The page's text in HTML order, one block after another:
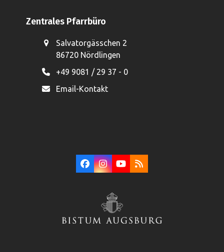
Zentrales Pfarrbüro
Salvatorgässchen 2
86720 Nördlingen
+49 9081 / 29 37 - 0
Email-Kontakt
Facebook
Instagram
YouTube
RSS